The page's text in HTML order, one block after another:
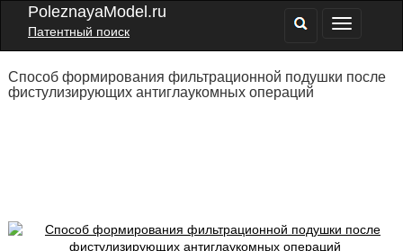
PoleznayaModel.ru
Патентный поиск
Способ формирования фильтрационной подушки после
фистулизирующих антиглаукомных операций